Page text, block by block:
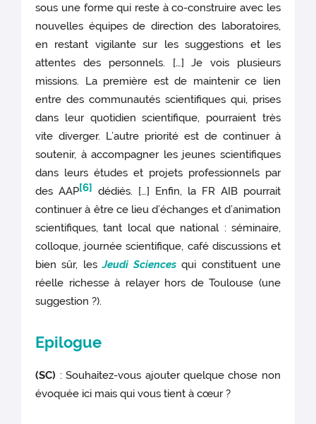
sous une forme qui reste à co-construire avec les
nouvelles équipes de direction des laboratoires,
en restant vigilante sur les suggestions et les
attentes des personnels. […] Je vois plusieurs
missions. La première est de maintenir ce lien
entre des communautés scientifiques qui, prises
dans leur quotidien scientifique, pourraient très
vite diverger. L’autre priorité est de continuer à
soutenir, à accompagner les jeunes scientifiques
dans leurs études et projets professionnels par
des AAP[6]
dédiés. […] Enfin, la FR AIB pourrait
continuer à être ce lieu d’échanges et d’animation
scientifiques, tant local que national : séminaire,
colloque, journée scientifique, café discussions et
bien sûr, lesJeudi Sciences qui constituent une
réelle richesse à relayer hors de Toulouse (une
suggestion ?).
Epilogue
(SC) : Souhaitez-vous ajouter quelque chose non
évoquée ici mais qui vous tient à cœur ?